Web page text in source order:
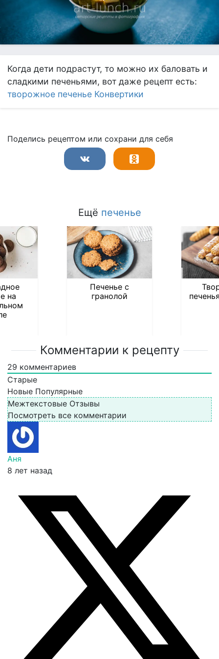
Когда дети подрастут, то можно их баловать и
сладкими печеньями, вот даже рецепт есть:
творожное печенье Конвертики
Поделись рецептом или сохрани для себя
Ещё печенье
на
Печенье с
гранолой
Комментарии к рецепту
29 комментариев
Старые
Новые Популярные
Межтекстовые Отзывы
Посмотреть все комментарии
Аня
8 лет назад